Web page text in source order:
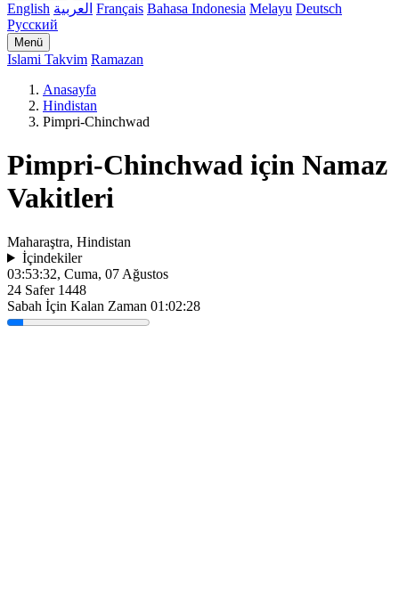
English العربية Français Bahasa Indonesia Melayu Deutsch
Русский
Menü
Islami Takvim Ramazan
Anasayfa
Hindistan
Pimpri-Chinchwad
Pimpri-Chinchwad için Namaz
Vakitleri
Maharaştra, Hindistan
İçindekiler
03:53:32, Cuma, 07 Ağustos
24 Safer 1448
Sabah İçin Kalan Zaman 01:02:28